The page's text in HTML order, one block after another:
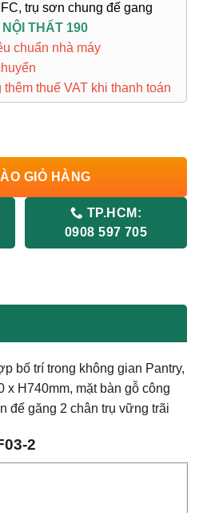
trụ sơn chung đế gang
NỘI THẤT 190
chuẩn nhà máy
thuế VAT khi thanh toán
GIỎ HÀNG
TP.HCM:
0908 597 705
bố trí trong không gian Pantry,
x H740mm, mặt bàn gỗ công
đế găng 2 chân trụ vững trãi
2